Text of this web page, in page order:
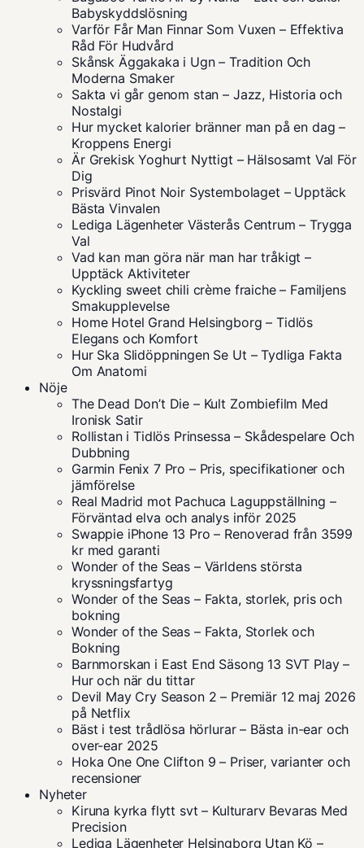
Babyskyddslösning
Varför Får Man Finnar Som Vuxen – Effektiva
Råd För Hudvård
Skånsk Äggakaka i Ugn – Tradition Och
Moderna Smaker
Sakta vi går genom stan – Jazz, Historia och
Nostalgi
Hur mycket kalorier bränner man på en dag –
Kroppens Energi
Är Grekisk Yoghurt Nyttigt – Hälsosamt Val För
Dig
Prisvärd Pinot Noir Systembolaget – Upptäck
Bästa Vinvalen
Lediga Lägenheter Västerås Centrum – Trygga
Val
Vad kan man göra när man har tråkigt –
Upptäck Aktiviteter
Kyckling sweet chili crème fraiche – Familjens
Smakupplevelse
Home Hotel Grand Helsingborg – Tidlös
Elegans och Komfort
Hur Ska Slidöppningen Se Ut – Tydliga Fakta
Om Anatomi
Nöje
The Dead Don’t Die – Kult Zombiefilm Med
Ironisk Satir
Rollistan i Tidlös Prinsessa – Skådespelare Och
Dubbning
Garmin Fenix 7 Pro – Pris, specifikationer och
jämförelse
Real Madrid mot Pachuca Laguppställning –
Förväntad elva och analys inför 2025
Swappie iPhone 13 Pro – Renoverad från 3599
kr med garanti
Wonder of the Seas – Världens största
kryssningsfartyg
Wonder of the Seas – Fakta, storlek, pris och
bokning
Wonder of the Seas – Fakta, Storlek och
Bokning
Barnmorskan i East End Säsong 13 SVT Play –
Hur och när du tittar
Devil May Cry Season 2 – Premiär 12 maj 2026
på Netflix
Bäst i test trådlösa hörlurar – Bästa in-ear och
over-ear 2025
Hoka One One Clifton 9 – Priser, varianter och
recensioner
Nyheter
Kiruna kyrka flytt svt – Kulturarv Bevaras Med
Precision
Lediga Lägenheter Helsingborg Utan Kö –